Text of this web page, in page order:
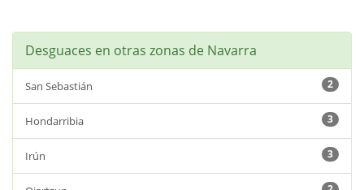
Desguaces en otras zonas de Navarra
San Sebastián 2
Hondarribia 3
Irún 3